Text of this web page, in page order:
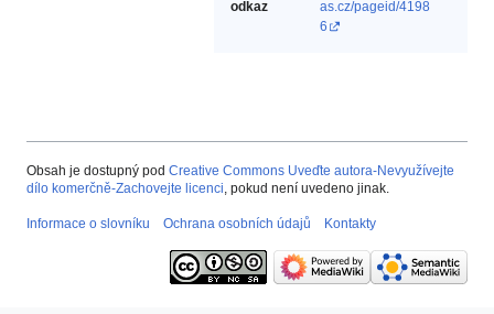
odkaz
as.cz/pageid/4198
6
Obsah je dostupný pod Creative Commons Uveďte autora-Nevyužívejte
dílo komerčně-Zachovejte licenci, pokud není uvedeno jinak.
Informace o slovníku Ochrana osobních údajů Kontakty